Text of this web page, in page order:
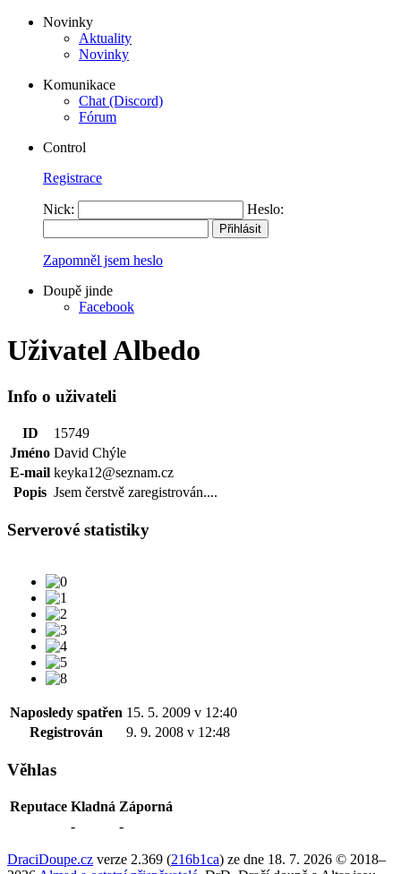
Novinky
Aktuality
Novinky
Komunikace
Chat (Discord)
Fórum
Control
Registrace
Nick: Heslo:
Zapomněl jsem heslo
Doupě jinde
Facebook
Uživatel Albedo
Info o uživateli
ID
15749
Jméno David Chýle
E-mail keyka12@seznam.cz
Popis Jsem čerstvě zaregistrován....
Serverové statistiky
Naposledy spatřen 15. 5. 2009 v 12:40
Registrován
9. 9. 2008 v 12:48
Věhlas
Reputace Kladná Záporná
-
-
DraciDoupe.cz verze 2.369 (216b1ca) ze dne 18. 7. 2026 © 2018–